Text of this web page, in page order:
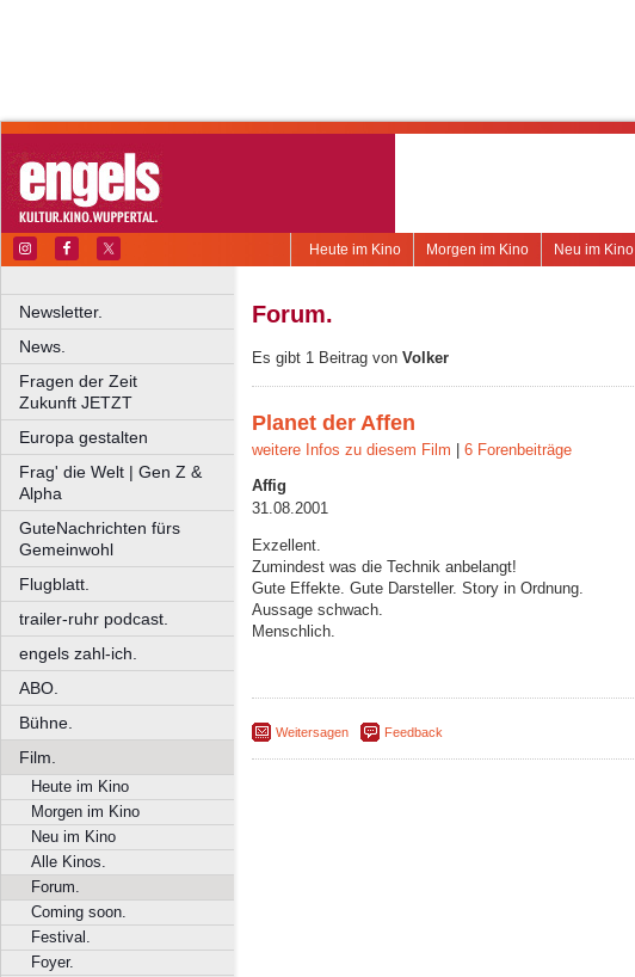
Neu im Kino
Morgen im Kino
Heute im Kino
Newsletter.
News.
Fragen der Zeit
Zukunft JETZT
Europa gestalten
Frag' die Welt | Gen Z &
Alpha
GuteNachrichten fürs
Gemeinwohl
Flugblatt.
trailer-ruhr podcast.
engels zahl-ich.
ABO.
Bühne.
Film.
Heute im Kino
Morgen im Kino
Neu im Kino
Alle Kinos.
Forum.
Coming soon.
Festival.
Foyer.
Forum.
Es gibt 1 Beitrag von Volker
Planet der Affen
weitere Infos zu diesem Film 6 Forenbeiträge
Affig
31.08.2001
Exzellent.
Zumindest was die Technik anbelangt!
Gute Effekte. Gute Darsteller. Story in Ordnung.
Aussage schwach.
Menschlich.
Weitersagen Feedback